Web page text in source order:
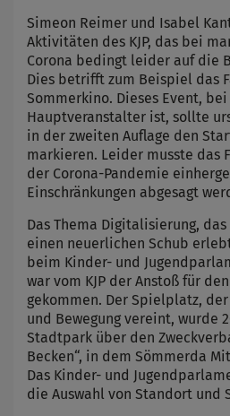
Simeon Reimer und Isabel
Aktivitäten des KJP, das bei
Corona bedingt leider auf die
Dies betrifft zum Beispiel das
Sommerkino. Dieses Event, bei
Hauptveranstalter ist, sollte
in der zweiten Auflage den
markieren. Leider musste das
der Corona-Pandemie
Einschränkungen abgesagt
Das Thema Digitalisierung,
einen neuerlichen Schub
beim Kinder- und
war vom KJP der Anstoß für
gekommen. Der Spielplatz,
und Bewegung vereint, wurde
Stadtpark über den
Becken“, in dem Sömmerda
Das Kinder- und
die Auswahl von Standort und